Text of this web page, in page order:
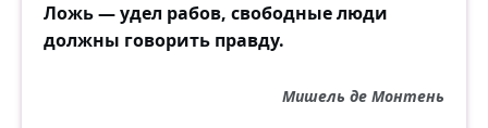
Ложь — удел рабов, свободные люди
должны говорить правду.
Мишель де Монтень